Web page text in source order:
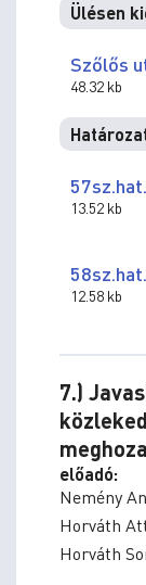
Ülésen
Szőlős
48.32 kb
13.52 kb
12.58 kb
7.)
előadó:
Nemény
Horváth
Horváth